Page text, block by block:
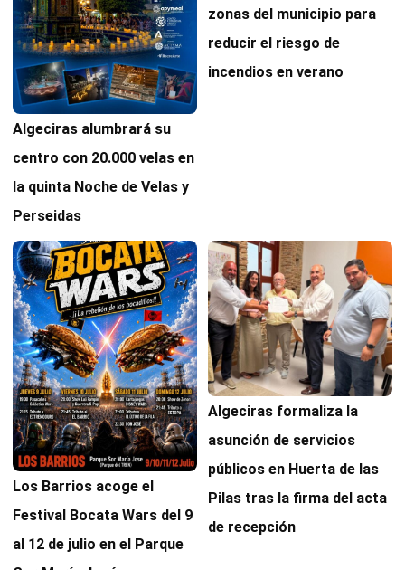
Algeciras alumbrará su
centro con 20.000 velas en
la quinta Noche de Velas y
Perseidas
zonas del municipio para
reducir el riesgo de
incendios en verano
Los Barrios acoge el
Festival Bocata Wars del 9
al 12 de julio en el Parque
Algeciras formaliza la
asunción de servicios
públicos en Huerta de las
Pilas tras la firma del acta
de recepción